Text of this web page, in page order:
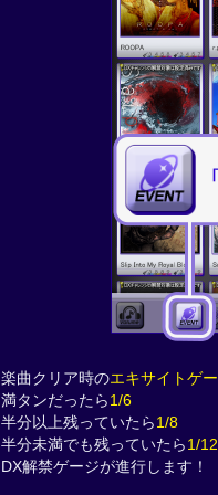
楽曲クリア時のエキサイトゲ
満タンだったら1/6
半分以上残っていたら1/8
半分未満でも残っていたら1/12
DX解禁ゲージが進行します！